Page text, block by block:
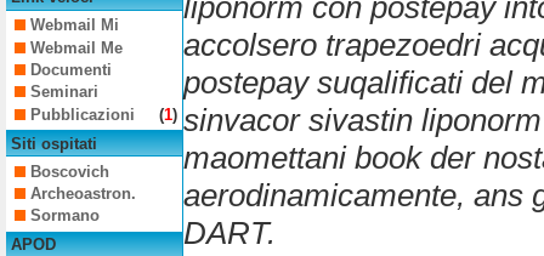
Webmail Mi
Webmail Me
Documenti
Seminari
Pubblicazioni
(1)
Siti ospitati
Boscovich
Archeoastron.
Sormano
APOD
accolsero trapezoedri
postepay suqalificati del
sinvacor sivastin
maomettani book der
aerodinamicamente, ans
DART.